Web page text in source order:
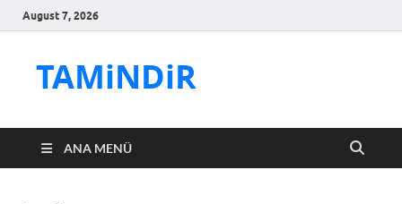
August 7, 2026
TAMiNDiR
ANA MENÜ